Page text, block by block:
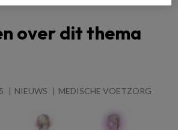
over dit thema
NIEUWS MEDISCHE VOETZORG